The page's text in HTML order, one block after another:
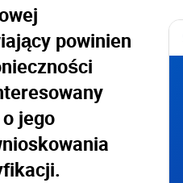
powinien
jego